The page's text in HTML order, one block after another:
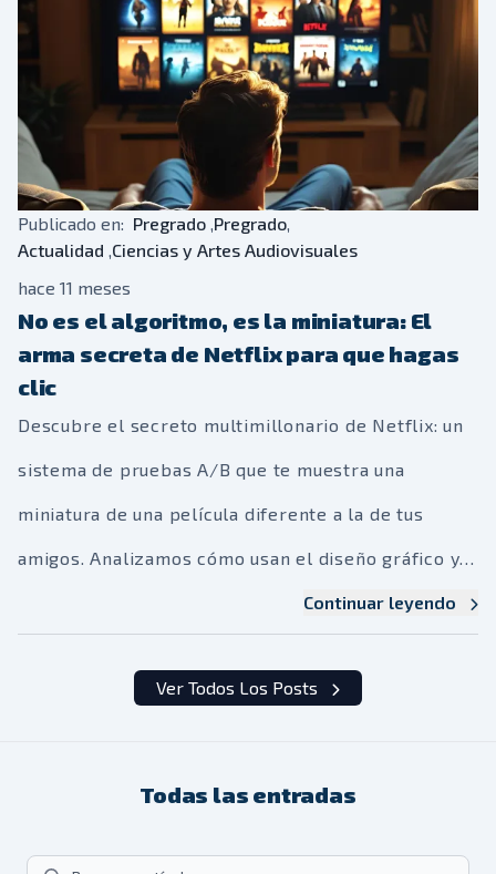
Publicado en: Pregrado ,Pregrado,
Actualidad ,Ciencias y Artes Audiovisuales
hace 11 meses
No es el algoritmo, es la miniatura: El
arma secreta de Netflix para que hagas
clic
Descubre el secreto multimillonario de Netflix: un
sistema de pruebas A/B que te muestra una
miniatura de una película diferente a la de tus
amigos. Analizamos cómo usan el diseño gráfico y
la ciencia de datos para asegurar tu clic antes de
Continuar leyendo
Ver Todos Los Posts
Todas las entradas
Search